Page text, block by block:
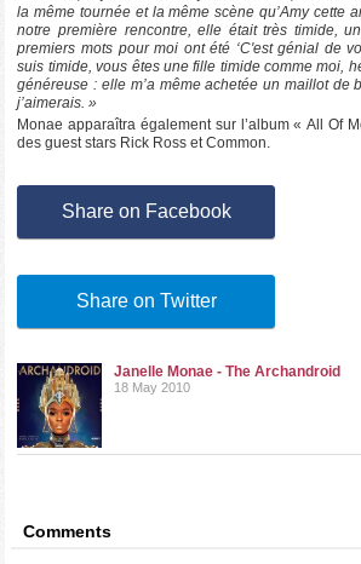
la même tournée et la même scène qu’Amy cette
notre première rencontre, elle était très timide,
premiers mots pour moi ont été ‘C'est génial de
suis timide, vous êtes une fille timide comme moi,
généreuse : elle m’a même achetée un maillot de
j’aimerais. »
Monae apparaîtra également sur l’album « All Of
des guest stars Rick Ross et Common.
Share on Facebook
Share on Twitter
Janelle Monae - The Archandroid
18 May 2010
Comments